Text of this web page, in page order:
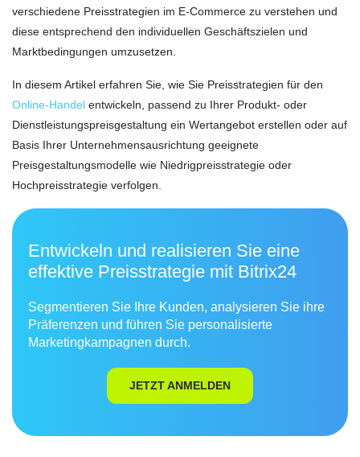
verschiedene Preisstrategien im E-Commerce zu verstehen und
diese entsprechend den individuellen Geschäftszielen und
Marktbedingungen umzusetzen.
In diesem Artikel erfahren Sie, wie Sie Preisstrategien für den
Online-Handel entwickeln, passend zu Ihrer Produkt- oder
Dienstleistungspreisgestaltung ein Wertangebot erstellen oder auf
Basis Ihrer Unternehmensausrichtung geeignete
Preisgestaltungsmodelle wie Niedrigpreisstrategie oder
Hochpreisstrategie verfolgen.
Entwickeln und realisieren Sie eine
effektive Preisstrategie mit Bitrix24
Segmentieren Sie Ihre Kunden, analysieren Sie ihre
Präferenzen und führen Sie personalisierte
Marketingkampagnen durch.
JETZT ANMELDEN